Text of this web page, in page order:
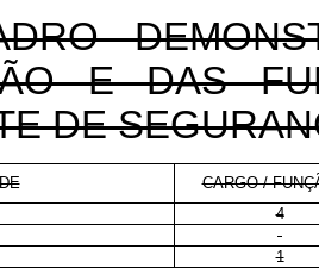
E DAS
DE
CARGO /
4
1